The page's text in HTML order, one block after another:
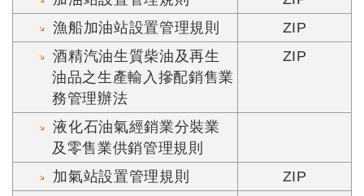
漁船加油站設置管理規則
ZIP
酒精汽油生質柴油及再生
油品之生產輸入摻配銷售業
務管理辦法
ZIP
液化石油氣經銷業分裝業
及零售業供銷管理規則
加氣站設置管理規則
ZIP